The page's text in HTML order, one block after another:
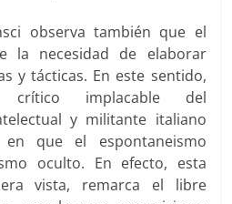
observa también que el
la necesidad de elaborar
y tácticas. En este sentido,
implacable del
y militante italiano
que el espontaneismo
oculto. En efecto, esta
vista, remarca el libre